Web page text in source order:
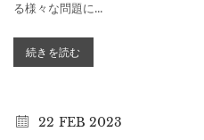
る様々な問題に...
続きを読む
22 FEB 2023